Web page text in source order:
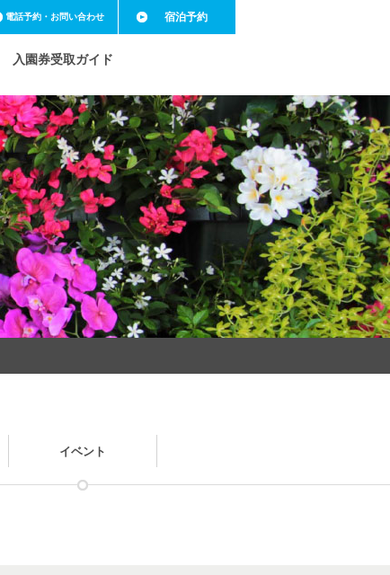
入園券受取ガイド
電話予約 ・お問い合わせ 宿泊予約
イベント